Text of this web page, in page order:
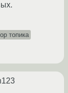
топика